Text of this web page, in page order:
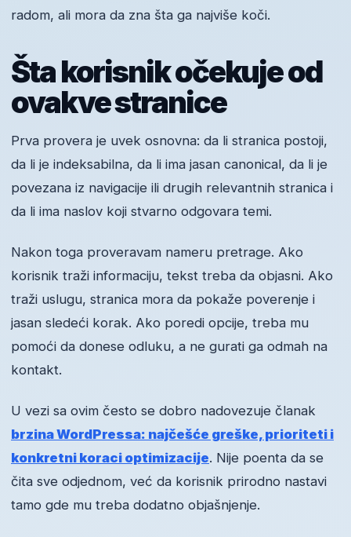
radom, ali mora da zna šta ga najviše koči.
Šta korisnik očekuje od
ovakve stranice
Prva provera je uvek osnovna: da li stranica postoji,
da li je indeksabilna, da li ima jasan canonical, da li je
povezana iz navigacije ili drugih relevantnih stranica i
da li ima naslov koji stvarno odgovara temi.
Nakon toga proveravam nameru pretrage. Ako
korisnik traži informaciju, tekst treba da objasni. Ako
traži uslugu, stranica mora da pokaže poverenje i
jasan sledeći korak. Ako poredi opcije, treba mu
pomoći da donese odluku, a ne gurati ga odmah na
kontakt.
U vezi sa ovim često se dobro nadovezuje članak
brzina WordPressa: najčešće greške, prioriteti i
konkretni koraci optimizacije. Nije poenta da se
čita sve odjednom, već da korisnik prirodno nastavi
tamo gde mu treba dodatno objašnjenje.